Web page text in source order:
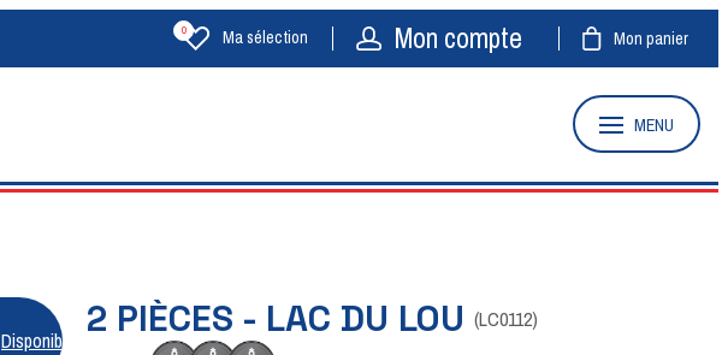
Ma sélection
0 Mon compte Mon panier
MENU
Disponibilités2 PIÈCES - LAC DU LOU (LC0112)